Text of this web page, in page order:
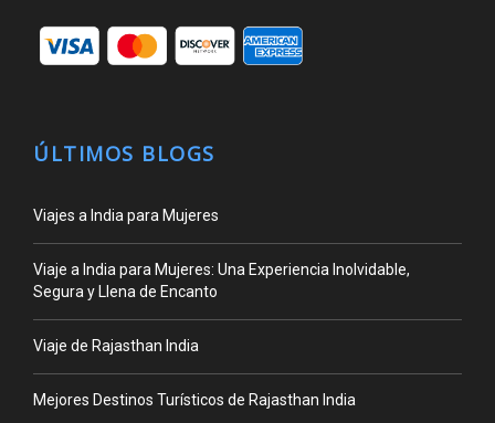
ÚLTIMOS BLOGS
Viajes a India para Mujeres
Viaje a India para Mujeres: Una Experiencia Inolvidable,
Segura y Llena de Encanto
Viaje de Rajasthan India
Mejores Destinos Turísticos de Rajasthan India